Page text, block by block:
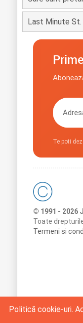
Politică cookie-uri.
Last Minute St.
Te poti
© 1991 - 2026
Toate
Termeni si